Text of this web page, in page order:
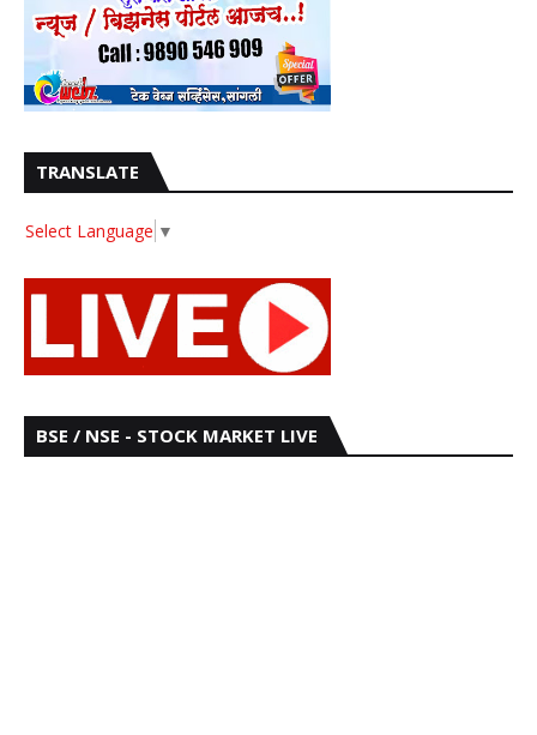
TRANSLATE
Select Language ▼
BSE / NSE - STOCK MARKET LIVE